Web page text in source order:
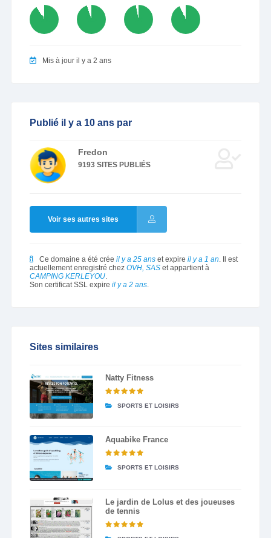
91 95 97 93
Mis à jour il y a 2 ans
Publié il y a 10 ans par
Fredon
9193 SITES PUBLIÉS
Voir ses autres sites
Ce domaine a été crée il y a 25 anset expire il y a 1 an. Il est
actuellement enregistré chez OVH, SASet appartient à
CAMPING KERLEYOU.
Son certificat SSL expire il y a 2 ans.
Sites similaires
Natty Fitness
SPORTS ET LOISIRS
Aquabike France
SPORTS ET LOISIRS
Le jardin de Lolus et des joueuses
de tennis